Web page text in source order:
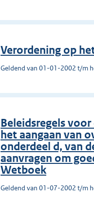
Verordening op
Geldend van 01-01-2002 t/m
Beleidsregels
het aangaan van
onderdeel d, van
aanvragen om
Wetboek
Geldend van 01-07-2002 t/m